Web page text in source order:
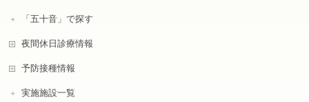
「五十音」で探す
夜間休日診療情報
予防接種情報
実施施設一覧